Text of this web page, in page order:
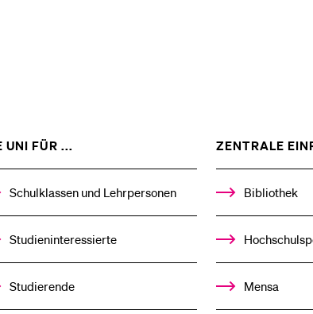
UNI FÜR ...
%1$S
UNTERMENÜ
Schulklassen und Lehrpersonen
Studieninteressierte
Studierende
ZENTRALE
Bibliothek
Mensa